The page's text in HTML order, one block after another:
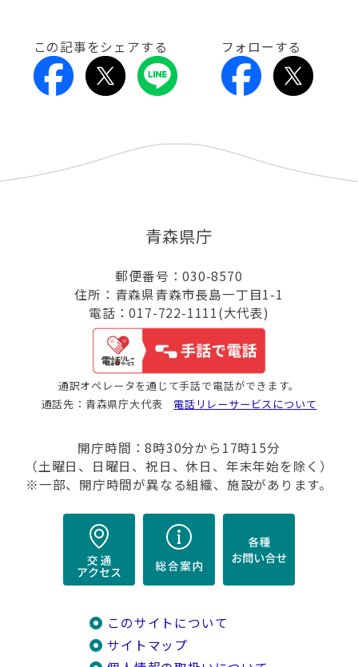
この記事をシェアする フォローする
青森県庁
郵便番号：030-8570
住所：青森県青森市長島一丁目1-1
電話：017-722-1111(大代表)
通訳オペレータを通じて手話で電話ができます。
通話先：青森県庁大代表 電話リレーサービスについて
開庁時間：8時30分から17時15分
（土曜日、日曜日、祝日、休日、年末年始を除く）
※一部、開庁時間が異なる組織、施設があります。
このサイトについて
サイトマップ